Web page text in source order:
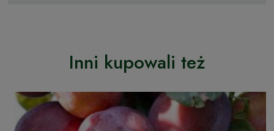
Inni kupowali też